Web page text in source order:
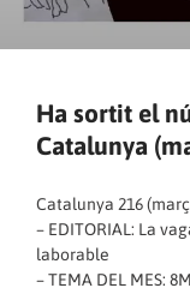
Ha sortit el
Catalunya
Catalunya 216
– EDITORIAL: La
laborable
– TEMA DEL MES: